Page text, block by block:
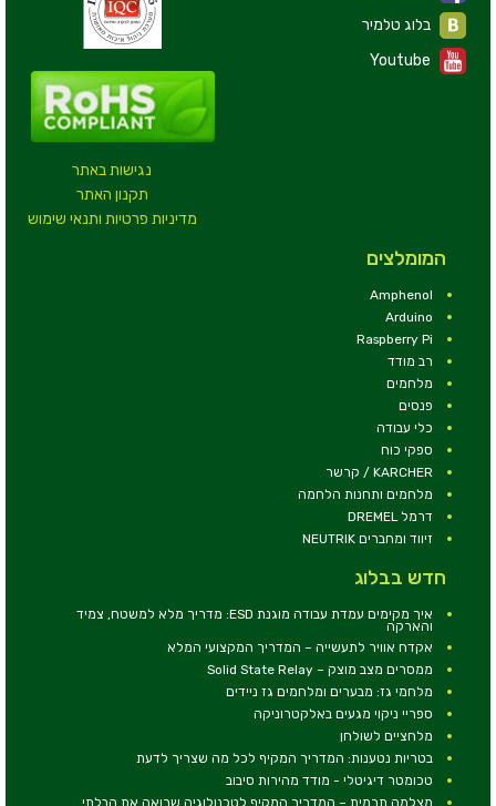
נגישות באתר
תקנון האתר
מדיניות פרטיות ותנאי שימוש
Youtube
המומלצים
Amphenol
Arduino
Raspberry Pi
רב מודד
מלחמים
פנסים
כלי עבודה
ספקי כוח
KARCHER / קרשר
מלחמים ותחנות הלחמה
דרמל DREMEL
זיווד ומחברים NEUTRIK
חדש בבלוג
איך מקימים עמדת עבודה מוגנת ESD: מדריך מלא למשטח, צמיד
והארקה
אקדח אוויר לתעשייה – המדריך המקצועי המלא
ממסרים מצב מוצק – Solid State Relay
מלחמי גז: מבערים ומלחמים גז ניידים
ספריי ניקוי מגעים באלקטרוניקה
מלחציים לשולחן
בטריות נטענות: המדריך המקיף לכל מה שצריך לדעת
טכומטר דיגיטלי - מודד מהירות סיבוב
מצלמה תרמית – המדריך המקיף לטכנולוגיה שרואה את הבלתי